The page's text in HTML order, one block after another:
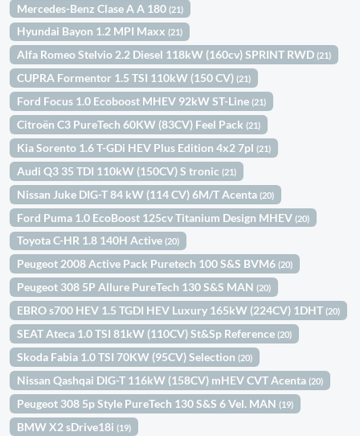
Mercedes-Benz Clase A A 180(21)
Hyundai Bayon 1.2 MPI Maxx(21)
Alfa Romeo Stelvio 2.2 Diesel 118kW (160cv) SPRINT RWD(21)
CUPRA Formentor 1.5 TSI 110kW (150 CV)(21)
Ford Focus 1.0 Ecoboost MHEV 92kW ST-Line(21)
Citroën C3 PureTech 60KW (83CV) Feel Pack(21)
Kia Sorento 1.6 T-GDi HEV Plus Edition 4x2 7pl(21)
Audi Q3 35 TDI 110kW (150CV) S tronic(21)
Nissan Juke DIG-T 84 kW (114 CV) 6M/T Acenta(20)
Ford Puma 1.0 EcoBoost 125cv Titanium Design MHEV(20)
Toyota C-HR 1.8 140H Active(20)
Peugeot 2008 Active Pack Puretech 100 S&S BVM6(20)
Peugeot 308 5P Allure PureTech 130 S&S MAN(20)
EBRO s700 HEV 1.5 TGDI HEV Luxury 165kW (224CV) 1DHT(20)
SEAT Ateca 1.0 TSI 81kW (110CV) St&Sp Reference(20)
Skoda Fabia 1.0 TSI 70KW (95CV) Selection(20)
Nissan Qashqai DIG-T 116kW (158CV) mHEV CVT Acenta(20)
Peugeot 308 5p Style PureTech 130 S&S 6 Vel. MAN(19)
BMW X2 sDrive18i(19)